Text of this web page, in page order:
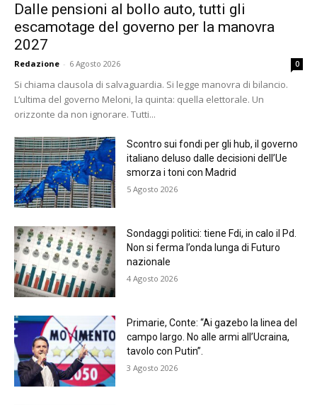
Dalle pensioni al bollo auto, tutti gli
escamotage del governo per la manovra
2027
Redazione - 6 Agosto 2026 0
Si chiama clausola di salvaguardia. Si legge manovra di bilancio.
L’ultima del governo Meloni, la quinta: quella elettorale. Un
orizzonte da non ignorare. Tutti...
Scontro sui fondi per gli hub, il governo
italiano deluso dalle decisioni dell’Ue
smorza i toni con Madrid
5 Agosto 2026
Sondaggi politici: tiene Fdi, in calo il Pd.
Non si ferma l’onda lunga di Futuro
nazionale
4 Agosto 2026
Primarie, Conte: “Ai gazebo la linea del
campo largo. No alle armi all’Ucraina,
tavolo con Putin”.
3 Agosto 2026